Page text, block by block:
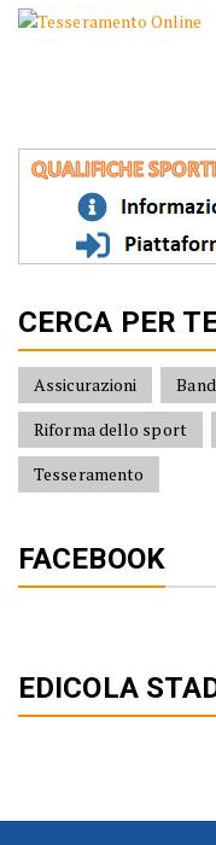
CERCA PER
Assicurazioni
Riforma dello sport
Tesseramento
FACEBOOK
EDICOLA